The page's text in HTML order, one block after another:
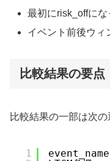
最初にrisk_offにな
イベント前後ウィ
比較結果の要点
比較結果の一部は次の
1